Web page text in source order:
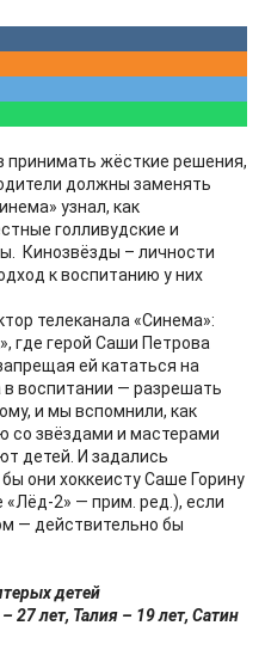
принимать жёсткие решения,
должны заменять
узнал, как
голливудские и
Кинозвёзды – личности
к воспитанию у них
телеканала «Синема»:
где герой Саши Петрова
ей кататься на
в воспитании — разрешать
и мы вспомнили, как
со звёздами и мастерами
детей. И задались
они хоккеисту Саше Горину
2» — прим. ред.), если
— действительно бы
детей
27 лет, Талия – 19 лет, Сатин